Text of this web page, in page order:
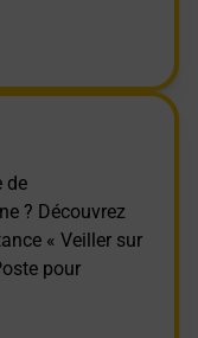
de
? Découvrez
« Veiller sur
pour